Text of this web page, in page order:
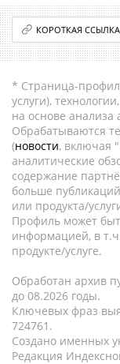
КОРОТКАЯ ССЫЛКА
* Страница-
услуги),
на основе анализа
Обрабатываются
(новости, включая
аналитические
содержание
больше
или продукта/
Профиль может
информацией, в
продукте/услуге.
Обработан архив
до 08.2026 годы.
Ключевых фраз
724761.
Создано именных
Редакция